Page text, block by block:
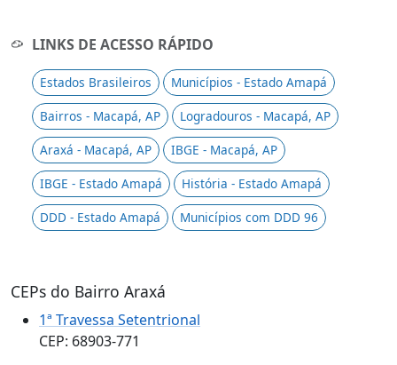
LINKS DE ACESSO RÁPIDO
Estados Brasileiros
Municípios - Estado Amapá
Bairros - Macapá, AP
Logradouros - Macapá, AP
Araxá - Macapá, AP
IBGE - Macapá, AP
IBGE - Estado Amapá
História - Estado Amapá
DDD - Estado Amapá
Municípios com DDD 96
CEPs do Bairro Araxá
1ª Travessa Setentrional
CEP: 68903-771